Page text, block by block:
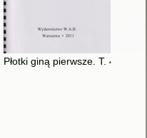
Płotki giną pierwsze. T. 4